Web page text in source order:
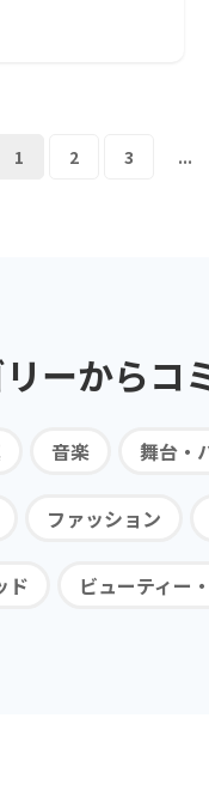
1 2 3 ...
ーからコ
音楽 舞台・
ファッション
ド ビューティー